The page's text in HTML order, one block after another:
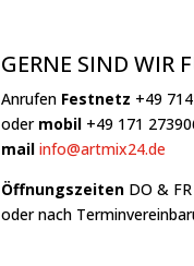
GERNE SIND WIR
Anrufen Festnetz +49
oder mobil+49 171
mail info@artmix24.de
ÖffnungszeitenDO & FR
oder nach